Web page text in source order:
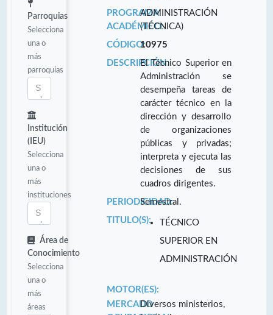
Parroquias
Selecciona
una o
más
parroquias
Institución
(IEU)
Selecciona
una o
más
instituciones
Área de
Conocimiento
Selecciona
una o
más
áreas
PROGRAMA
ACADÉMICO:
ADMINISTRACIÓN
(TÉCNICA)
CÓDIGO:10975
DESCRIPCIÓN:El Técnico Superior en
Administración se
desempeña tareas de
carácter técnico en la
dirección y desarrollo
de organizaciones
públicas y privadas;
interpreta y ejecuta las
decisiones de sus
cuadros dirigentes.
PERIODICIDAD:
Semestral.
TITULO(S):
TÉCNICO
SUPERIOR EN
ADMINISTRACIÓN
MOTOR(ES):
MERCADODiversos ministerios,